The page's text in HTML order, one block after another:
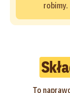
robimy.
To